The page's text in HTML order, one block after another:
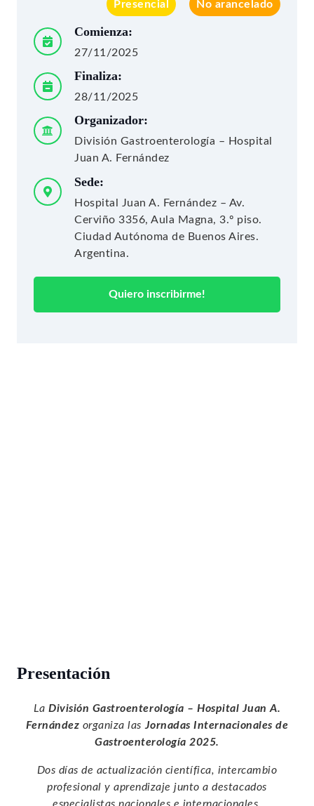
Presencial No arancelado
Comienza:
27/11/2025
Finaliza:
28/11/2025
Organizador:
División Gastroenterología – Hospital
Juan A. Fernández
Sede:
Hospital Juan A. Fernández – Av.
Cerviño 3356, Aula Magna, 3.º piso.
Ciudad Autónoma de Buenos Aires.
Argentina.
Quiero inscribirme!
Presentación
LaDivisión Gastroenterología – Hospital Juan A.
Fernández organiza las Jornadas Internacionales de
Gastroenterología 2025.
Dos días de actualización científica, intercambio
profesional y aprendizaje junto a destacados
especialistas nacionales e internacionales.